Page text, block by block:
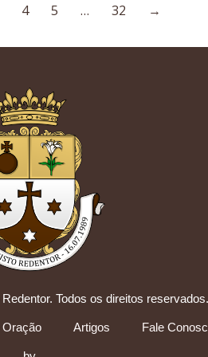
4 5 … 32 →
Todos os direitos reservados.
Oração Artigos Fale